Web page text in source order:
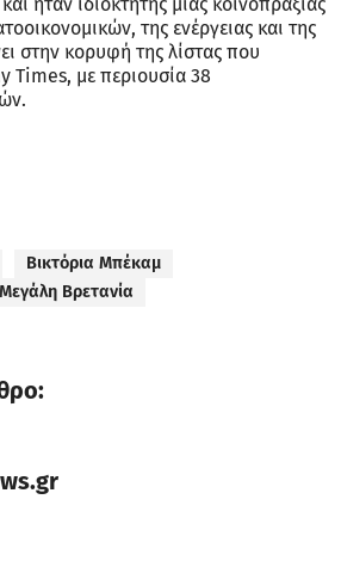
της ενέργειας και της
στην κορυφή της λίστας που
Times, με περιουσία 38
Βικτόρια Μπέκαμ
Μεγάλη Βρετανία